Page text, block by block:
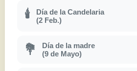
🕯
Día de la Candelaria
(2 Feb.)
💐
Día de la madre
(9 de Mayo)